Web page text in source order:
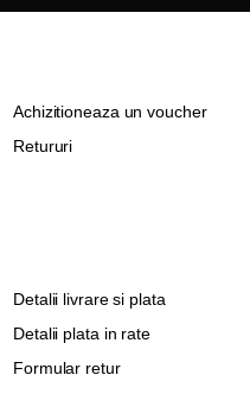
Achizitioneaza un voucher
Retururi
Detalii livrare si plata
Detalii plata in rate
Formular retur